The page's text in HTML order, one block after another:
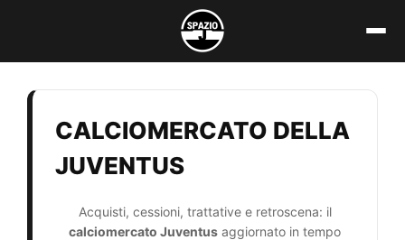
contenuto
CALCIOMERCATO DELLA
JUVENTUS
Acquisti, cessioni, trattative e retroscena: il
calciomercato Juventus aggiornato in tempo